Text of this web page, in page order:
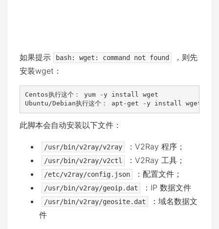
如果提示 bash: wget: command not found
，则先
安装wget：
Centos执行这个： yum -y install wget
Ubuntu/Debian执行这个： apt-get -y install wget
此脚本会自动安装以下文件：
/usr/bin/v2ray/v2ray ：V2Ray 程序；
/usr/bin/v2ray/v2ctl ：V2Ray 工具；
/etc/v2ray/config.json ：配置文件；
/usr/bin/v2ray/geoip.dat ：IP 数据文件
/usr/bin/v2ray/geosite.dat
：域名数据文
件